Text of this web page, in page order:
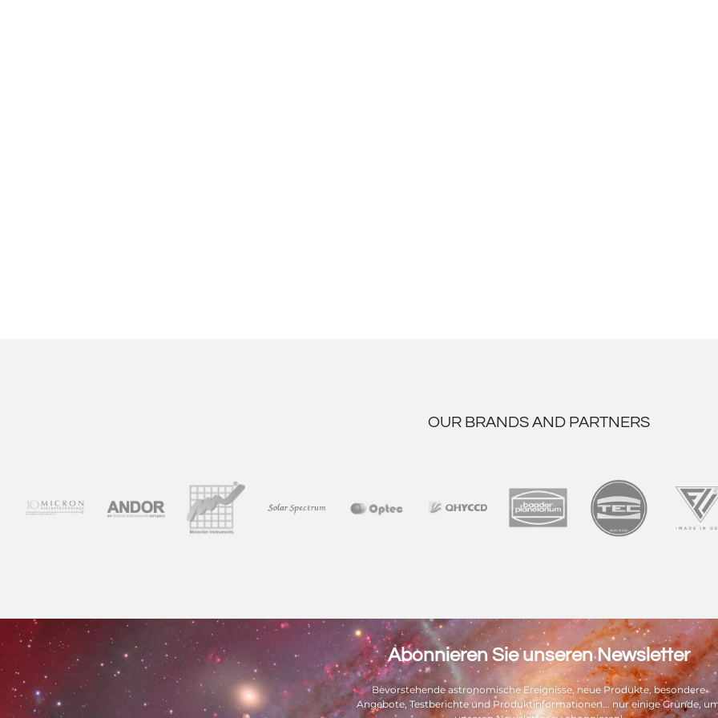
OUR BRANDS AND PARTNERS
Abonnieren Sie unseren Newsletter
Bevorstehende astronomische Ereignisse, neue Produkte, besondere
Angebote, Testberichte und Produktinformationen... nur einige Gründe,